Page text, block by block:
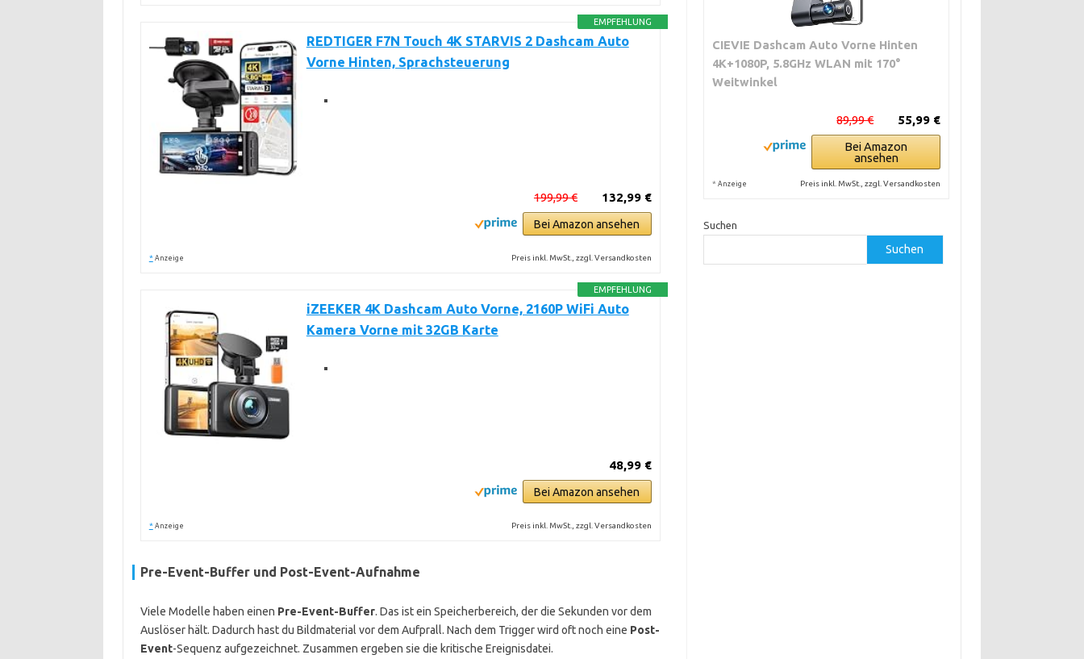
EMPFEHLUNG
REDTIGER F7N Touch 4K STARVIS 2 Dashcam Auto
Vorne Hinten, Sprachsteuerung
132,99 €
199,99 €
Bei Amazon ansehen
* Anzeige Preis inkl. MwSt., zzgl. Versandkosten
EMPFEHLUNG
iZEEKER 4K Dashcam Auto Vorne, 2160P WiFi Auto
Kamera Vorne mit 32GB Karte
48,99 €
Bei Amazon ansehen
* Anzeige Preis inkl. MwSt., zzgl. Versandkosten
Pre-Event-Buffer und Post-Event-Aufnahme
Viele Modelle haben einen Pre-Event-Buffer. Das ist ein Speicherbereich, der die Sekunden vor dem
Auslöser hält. Dadurch hast du Bildmaterial vor dem Aufprall. Nach dem Trigger wird oft noch eine Post-
Event-Sequenz aufgezeichnet. Zusammen ergeben sie die kritische Ereignisdatei.
CIEVIE Dashcam Auto Vorne Hinten
4K+1080P, 5.8GHz WLAN mit 170°
Weitwinkel
55,99 €
89,99 €
Bei Amazon
ansehen
* Anzeige Preis inkl. MwSt., zzgl. Versandkosten
Suchen
Suchen